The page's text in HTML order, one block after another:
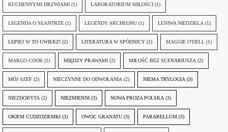
KUCHENNYMI DRZWIAMI (1) LABORATORIUM MIŁOŚCI (1)
LEGENDA O SEANTRZE (1) LEGENDY ARCHEONU (1) LENIWA NIEDZIELA (1)
LEPIEJ W TO UWIERZ! (2) LITERATURA W SPÓDNICY (2) MAGGIE O'DELL (1)
MARGO COOK (1) MIĘDZY PRAWAMI (2) MIŁOŚĆ BEZ SCENARIUSZA (2)
MÓJ SZEF (2) NIECZYNNE DO ODWOŁANIA (2) NIEMA TRYLOGIA (3)
NIEZDOBYTA (2) NIEZMIENNI (3) NOWA PROZA POLSKA (3)
OKIEM CUDZOZIEMKI (3) OWOC GRANATU (3) PARABELLUM (3)